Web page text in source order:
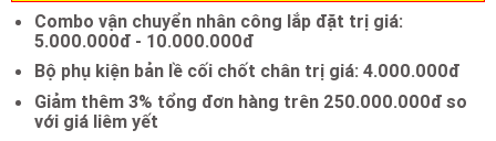
Combo vận chuyển nhân công lắp đặt trị giá:
5.000.000đ - 10.000.000đ
Bộ phụ kiện bản lề cối chốt chân trị giá: 4.000.000đ
Giảm thêm 3% tổng đơn hàng trên 250.000.000đ so
với giá liêm yết